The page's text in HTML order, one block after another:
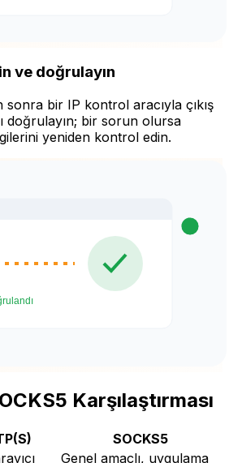
ve doğrulayın
sonra bir IP kontrol aracıyla çıkış
doğrulayın; bir sorun olursa
yeniden kontrol edin.
Karşılaştırması
SOCKS5
Genel amaçlı, uygulama